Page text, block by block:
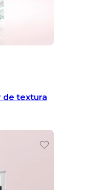
de textura